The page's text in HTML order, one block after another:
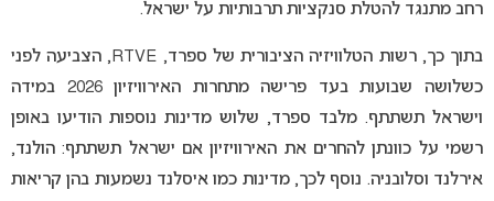
רחב מתנגד להטלת סנקציות תרבותיות על ישראל.
בתוך כך, רשות הטלוויזיה הציבורית של ספרד, RTVE, הצביעה לפני
כשלושה שבועות בעד פרישה מתחרות האירוויזיון 2026 במידה
וישראל תשתתף. מלבד ספרד, שלוש מדינות נוספות הודיעו באופן
רשמי על כוונתן להחרים את האירוויזיון אם ישראל תשתתף: הולנד,
אירלנד וסלובניה. נוסף לכך, מדינות כמו איסלנד נשמעות בהן קריאות